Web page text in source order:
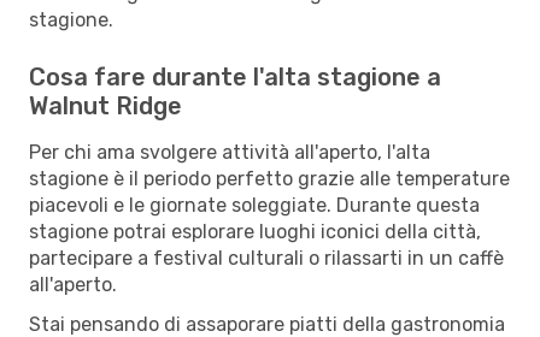
stagione.
Cosa fare durante l'alta stagione a
Walnut Ridge
Per chi ama svolgere attività all'aperto, l'alta
stagione è il periodo perfetto grazie alle temperature
piacevoli e le giornate soleggiate. Durante questa
stagione potrai esplorare luoghi iconici della città,
partecipare a festival culturali o rilassarti in un caffè
all'aperto.
Stai pensando di assaporare piatti della gastronomia